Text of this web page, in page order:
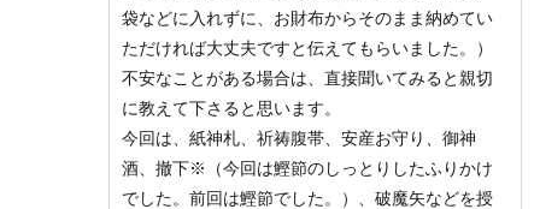
袋などに入れずに、お財布からそのまま納めてい
ただければ大丈夫ですと伝えてもらいました。）
不安なことがある場合は、直接聞いてみると親切
に教えて下さると思います。
今回は、紙神札、祈祷腹帯、安産お守り、御神
酒、撤下※（今回は鰹節のしっとりしたふりかけ
でした。前回は鰹節でした。）、破魔矢などを授